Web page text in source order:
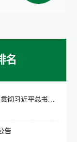
名
校党委理论学习中心组（扩大）专题学习贯彻习近平总书记关于巡视工作的重要论述 贯彻落实国家民委党组巡视工作部署
告